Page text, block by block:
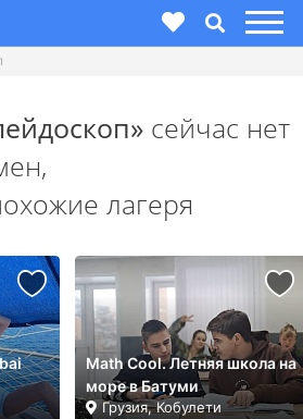
сейчас нет
лагеря
Math Cool. Летняя школа на
море в Батуми
Грузия, Кобулети